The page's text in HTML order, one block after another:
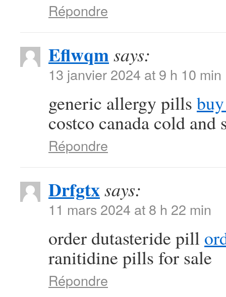
Répondre
Eflwqmsays:
13 janvier 2024 at 9 h 10 min
generic allergy pills
costco canada cold and
Répondre
Drfgtxsays:
11 mars 2024 at 8 h 22 min
order dutasteride pill
ranitidine pills for sale
Répondre